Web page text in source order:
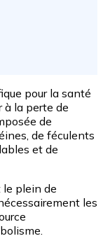
pour la santé
à la perte de
de
de féculents
et de
le plein de
les